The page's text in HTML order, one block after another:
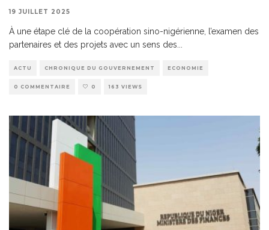
19 JUILLET 2025
À une étape clé de la coopération sino-nigérienne, l’examen des
partenaires et des projets avec un sens des...
ACTU CHRONIQUE DU GOUVERNEMENT ECONOMIE
0 COMMENTAIRE 0 163 VIEWS